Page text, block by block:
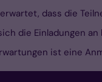
dass die
die Einladungen
ist eine